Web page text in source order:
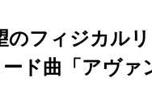
フィジカル
ド曲「アヴァ